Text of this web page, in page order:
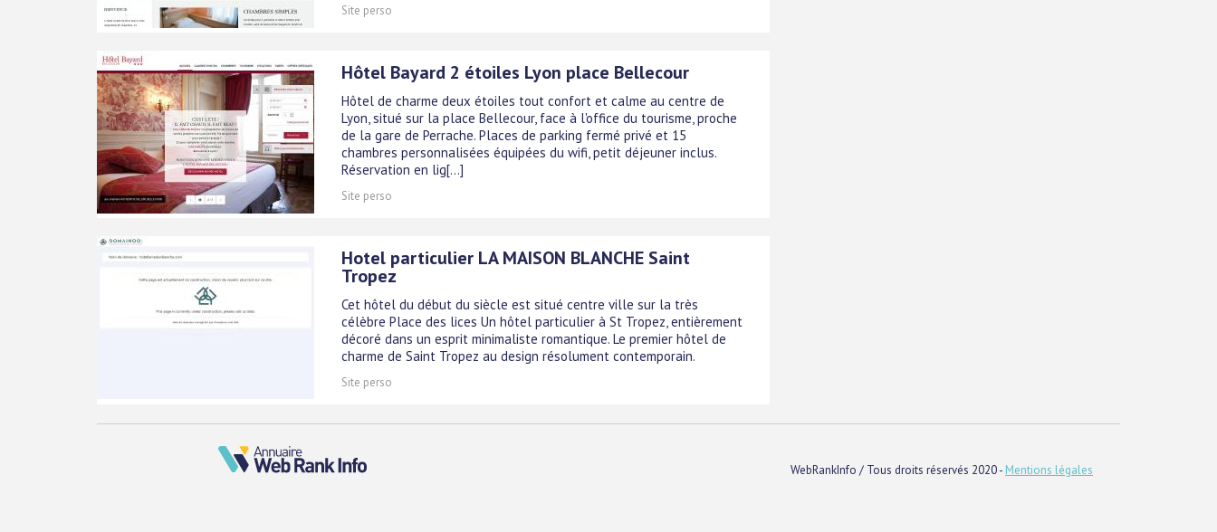
Site perso
Hôtel Bayard 2 étoiles Lyon place Bellecour
Hôtel de charme deux étoiles tout confort et calme au centre de
Lyon, situé sur la place Bellecour, face à l'office du tourisme, proche
de la gare de Perrache. Places de parking fermé privé et 15
chambres personnalisées équipées du wifi, petit déjeuner inclus.
Réservation en lig[...]
Site perso
Hotel particulier LA MAISON BLANCHE Saint
Tropez
Cet hôtel du début du siècle est situé centre ville sur la très
célèbre Place des lices Un hôtel particulier à St Tropez, entièrement
décoré dans un esprit minimaliste romantique. Le premier hôtel de
charme de Saint Tropez au design résolument contemporain.
Site perso
WebRankInfo / Tous droits réservés 2020 - Mentions légales